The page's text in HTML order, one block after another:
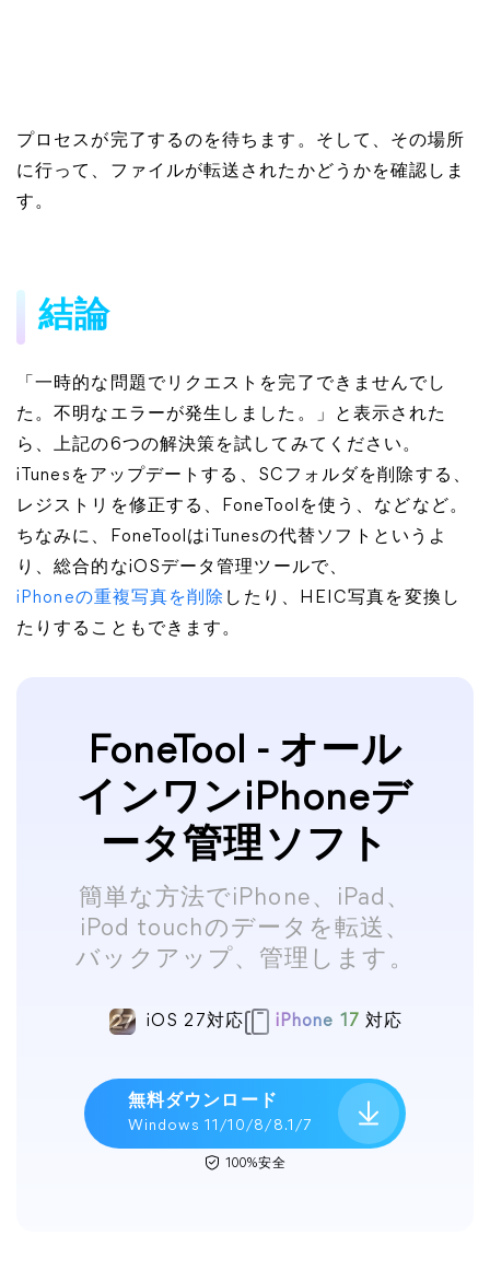
プロセスが完了するのを待ちます。そして、その場所
に行って、ファイルが転送されたかどうかを確認しま
す。
結論
「一時的な問題でリクエストを完了できませんでし
た。不明なエラーが発生しました。」と表示された
ら、上記の6つの解決策を試してみてください。
iTunesをアップデートする、SCフォルダを削除する、
レジストリを修正する、FoneToolを使う、などなど。
ちなみに、FoneToolはiTunesの代替ソフトというよ
り、総合的なiOSデータ管理ツールで、
iPhoneの重複写真を削除 したり、HEIC写真を変換し
たりすることもできます。
FoneTool - オール
インワンiPhoneデ
ータ管理ソフト
簡単な方法でiPhone、iPad、
iPod touchのデータを転送、
バックアップ、管理します。
iOS 27対応 iPhone 17 対応
無料ダウンロード
Windows 11/10/8/8.1/7
100%安全